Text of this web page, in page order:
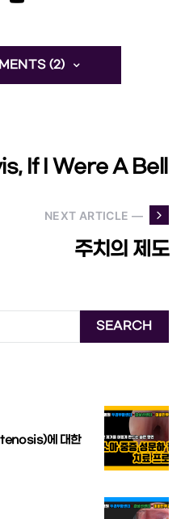
(2)
If I Were A Bell
NEXT ARTICLE —
주치의 제도
SEARCH
에 대한